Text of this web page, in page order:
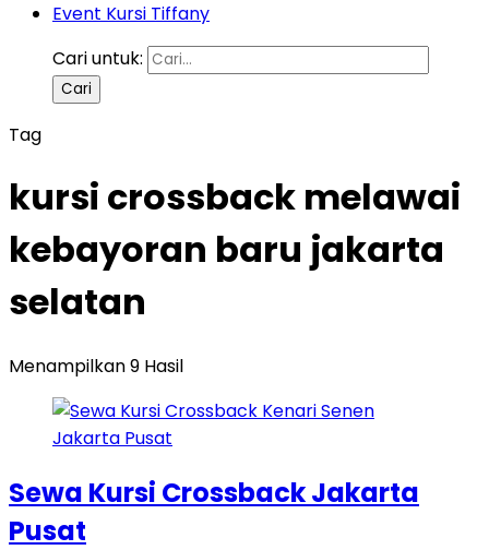
Event Kursi Tiffany
Cari untuk:
Tag
kursi crossback melawai
kebayoran baru jakarta
selatan
Menampilkan 9 Hasil
Sewa Kursi Crossback Jakarta
Pusat